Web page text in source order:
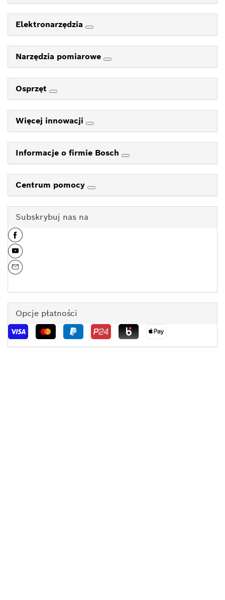
Elektronarzędzia
Narzędzia pomiarowe
Osprzęt
Więcej innowacji
Informacje o firmie Bosch
Centrum pomocy
Subskrybuj nas na
Opcje płatności